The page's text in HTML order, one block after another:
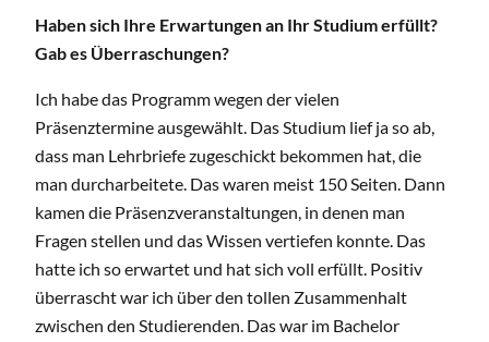
Haben sich Ihre Erwartungen an Ihr Studium erfüllt?
Gab es Überraschungen?
Ich habe das Programm wegen der vielen
Präsenztermine ausgewählt. Das Studium lief ja so ab,
dass man Lehrbriefe zugeschickt bekommen hat, die
man durcharbeitete. Das waren meist 150 Seiten. Dann
kamen die Präsenzveranstaltungen, in denen man
Fragen stellen und das Wissen vertiefen konnte. Das
hatte ich so erwartet und hat sich voll erfüllt. Positiv
überrascht war ich über den tollen Zusammenhalt
zwischen den Studierenden. Das war im Bachelor